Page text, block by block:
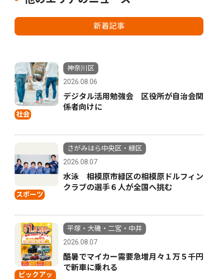
新着記事
社会
神奈川区
2026.08.06
デジタル活用勉強会 区役所が自治会関
係者向けに
スポーツ
さがみはら中央区・緑区
2026.08.07
水泳 相模原市緑区の相模原ドルフィン
クラブの選手６人が全国へ挑む
ピックアッ
平塚・大磯・二宮・中井
2026.08.07
酷暑でマイカー需要急増月々１万５千円
で新車に乗れる